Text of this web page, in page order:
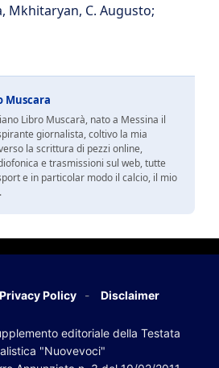
Mkhitaryan, C. Augusto;
Muscara
Libro Muscarà, nato a Messina il
giornalista, coltivo la mia
la scrittura di pezzi online,
e trasmissioni sul web, tutte
e in particolar modo il calcio, il mio
Privacy Policy Disclaimer
editoriale della Testata
"Nuovevoci"